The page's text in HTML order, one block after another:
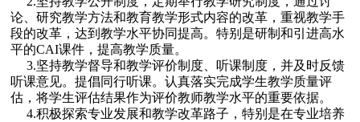
论、研究教学方法和教育教学形式内容的改革，重视教学手
段的改革，达到教学水平协同提高。特别是研制和引进高水
平的CAI课件，提高教学质量。
3.坚持教学督导和教学评价制度、听课制度，并及时反馈
听课意见。提倡同行听课。认真落实完成学生教学质量评
估，将学生评估结果作为评价教师教学水平的重要依据。
4.积极探索专业发展和教学改革路子，特别是在专业培养